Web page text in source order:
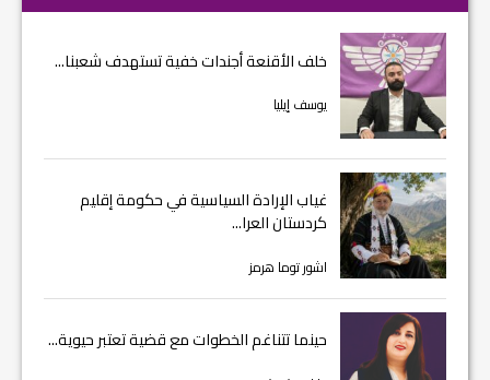
خلف الأقنعة أجندات خفية تستهدف شعبنا...
يوسف إيليا
غياب الإرادة السياسية في حكومة إقليم
كردستان العرا...
اشور توما هرمز
حينما تتناغم الخطوات مع قضية تعتبر حيوية...